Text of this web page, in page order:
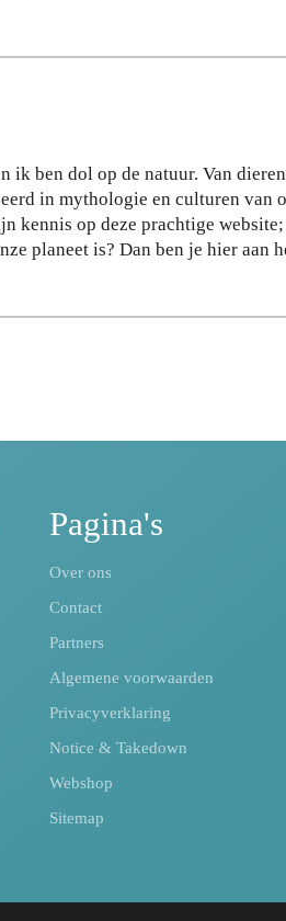
ik ben dol op de natuur. Van
in mythologie en culturen van
kennis op deze prachtige
planeet is? Dan ben je hier aan
je
jou
w
te
mp
28
er
e
lev
ens
stij
24
Pagina's
Over ons
Contact
Partners
Algemene voorwaarden
Privacyverklaring
Notice & Takedown
Webshop
Sitemap